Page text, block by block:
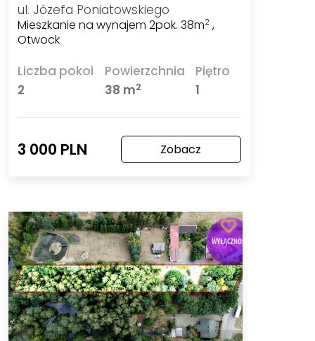
ul. Józefa Poniatowskiego
Mieszkanie na wynajem 2pok. 38m2 ,
Otwock
Liczba pokoi
2
Powierzchnia
38 m2
Piętro
1
3 000 PLN Zobacz